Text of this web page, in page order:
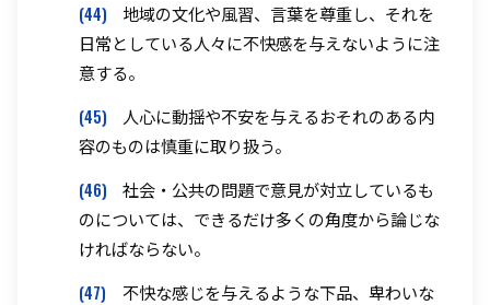
(44)
地域の文化や風習、言葉を尊重し、それを
日常としている人々に不快感を与えないように注
意する。
(45)
人心に動揺や不安を与えるおそれのある内
容のものは慎重に取り扱う。
(46)
社会・公共の問題で意見が対立しているも
のについては、できるだけ多くの角度から論じな
ければならない。
(47)
不快な感じを与えるような下品、卑わいな